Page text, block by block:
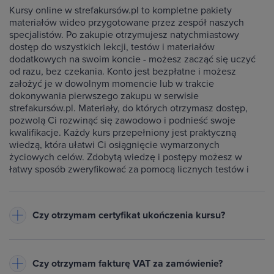
Kursy online w strefakursów.pl to kompletne pakiety
materiałów wideo przygotowane przez zespół naszych
specjalistów. Po zakupie otrzymujesz natychmiastowy
dostęp do wszystkich lekcji, testów i materiałów
dodatkowych na swoim koncie - możesz zacząć się uczyć
od razu, bez czekania. Konto jest bezpłatne i możesz
założyć je w dowolnym momencie lub w trakcie
dokonywania pierwszego zakupu w serwisie
strefakursów.pl. Materiały, do których otrzymasz dostęp,
pozwolą Ci rozwinąć się zawodowo i podnieść swoje
kwalifikacje. Każdy kurs przepełniony jest praktyczną
wiedzą, która ułatwi Ci osiągnięcie wymarzonych
życiowych celów. Zdobytą wiedzę i postępy możesz w
łatwy sposób zweryfikować za pomocą licznych testów i
Czy otrzymam certyfikat ukończenia kursu?
Twoim koncie w zakładce Certyfikaty. Warunkiem jego
Czy otrzymam fakturę VAT za zamówienie?